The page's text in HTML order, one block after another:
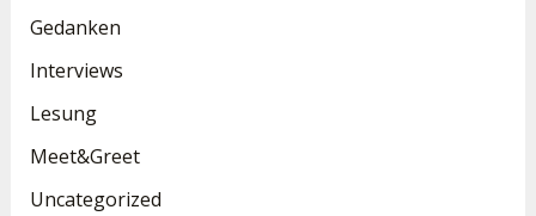
Gedanken
Interviews
Lesung
Meet&Greet
Uncategorized